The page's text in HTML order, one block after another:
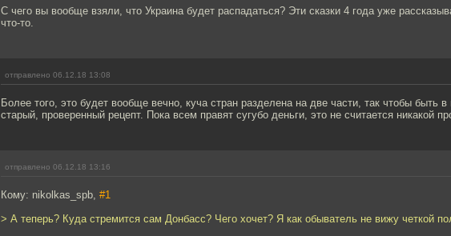
С чего вы вообще взяли, что Украина будет распадаться? Эти сказки 4 года уже
что-то.
отправлено 06.12.18 13:08
Более того, это будет вообще вечно, куча стран разделена на две части, так чтобы быть
старый, проверенный рецепт. Пока всем правят сугубо деньги, это не считается никакой
отправлено 06.12.18 13:16
Кому: nikolkas_spb, #1
> А теперь? Куда стремится сам Донбасс? Чего хочет? Я как обыватель не вижу четкой